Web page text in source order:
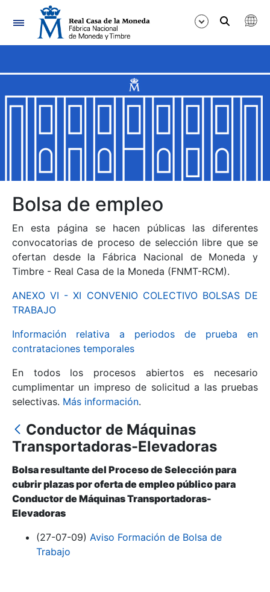
Navegación
Mostrar/Ocultar
Mostrar/Ocultar
Mostrar/Ocultar
Mostrar/Ocultar
Mostrar/Ocultar
Mostrar/Ocultar
Mostrar/Ocultar
Bolsa de empleo
En esta página se hacen públicas las diferentes
convocatorias de proceso de selección libre que se
ofertan desde la Fábrica Nacional de Moneda y
Timbre - Real Casa de la Moneda (FNMT-RCM).
ANEXO VI - XI CONVENIO COLECTIVO BOLSAS DE
TRABAJO
Información relativa a periodos de prueba en
contrataciones temporales
En todos los procesos abiertos es necesario
cumplimentar un impreso de solicitud a las pruebas
selectivas. Más información.
Conductor de Máquinas
Transportadoras-Elevadoras
Bolsa resultante del Proceso de Selección para
cubrir plazas por oferta de empleo público para
Conductor de Máquinas Transportadoras-
Elevadoras
(27-07-09) Aviso Formación de Bolsa de
Trabajo